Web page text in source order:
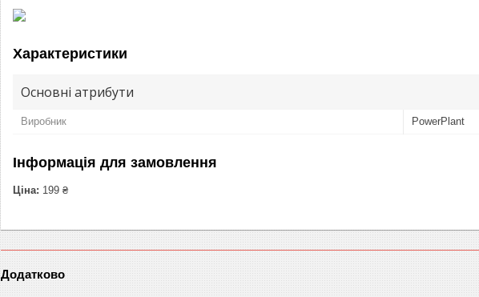
Характеристики
Основні атрибути
Виробник PowerPlant
Інформація для замовлення
Ціна: 199 ₴
Додатково